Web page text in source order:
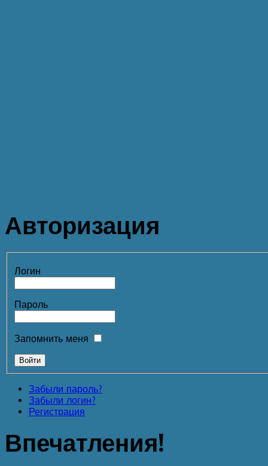
Авторизация
Логин
Пароль
Запомнить меня
Забыли пароль?
Забыли логин?
Регистрация
Впечатления!